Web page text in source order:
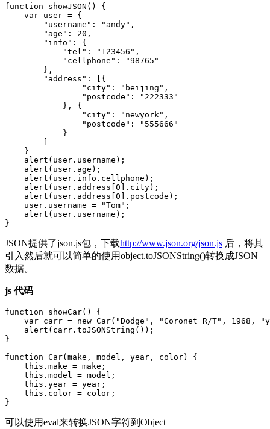
function showJSON() {
    var user = {
        "username": "andy",
        "age": 20,
        "info": {
            "tel": "123456",
            "cellphone": "98765"
        },
        "address": [{
                "city": "beijing",
                "postcode": "222333"
            }, {
                "city": "newyork",
                "postcode": "555666"
            }
    }
    alert(user.username);
    alert(user.age);
    alert(user.info.cellphone);
    alert(user.address[0].city);
    alert(user.address[0].postcode);
    user.username = "Tom";
    alert(user.username);
JSON提供了json.js包，下载http://www.json.org/json.js 后，将其
引入然后就可以简单的使用object.toJSONString()转换成JSON
数据。
js 代码
function showCar() {
var carr = new Car("Dodge", "Coronet R/T", 1968,
    alert(carr.toJSONString());
}
function Car(make, model, year, color) {
    this.make = make;
    this.model = model;
    this.year = year;
    this.color = color;
可以使用eval来转换JSON字符到Object